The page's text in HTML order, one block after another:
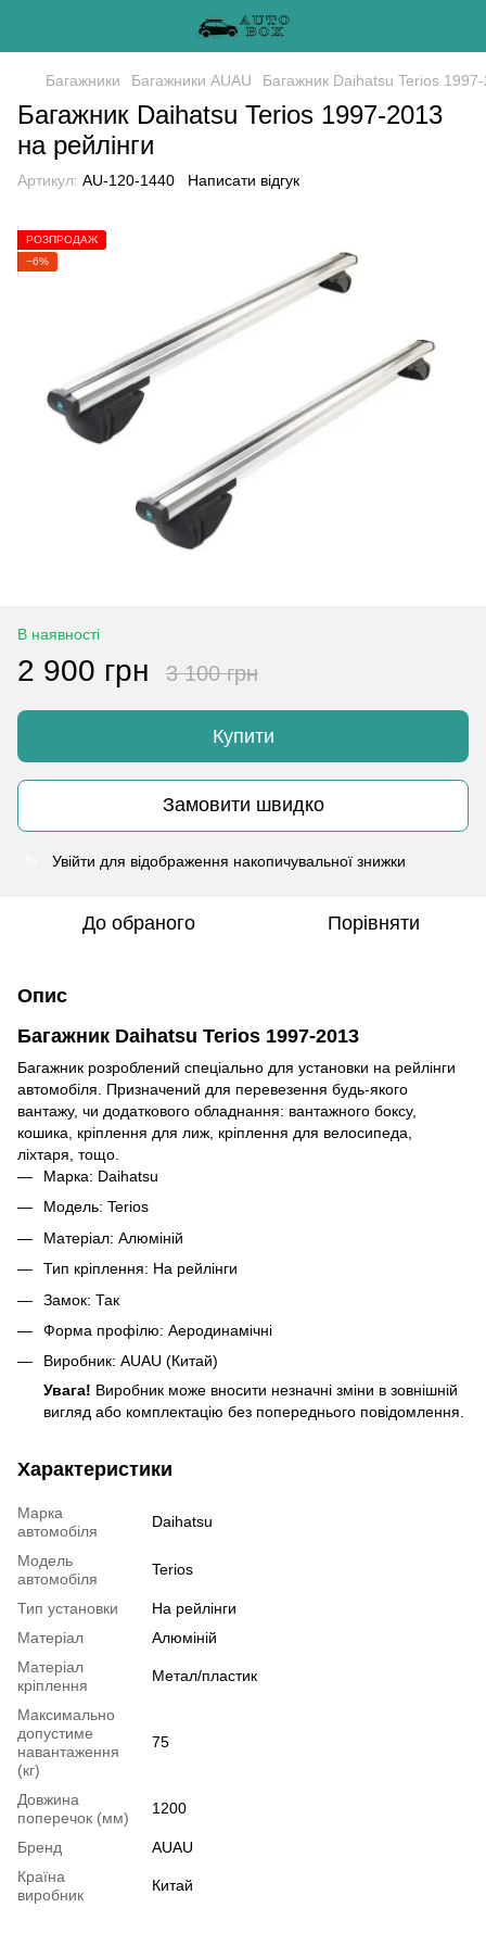
Багажники Багажники AUAU Багажник Daihatsu Terios
Багажник Daihatsu Terios 1997-2013
на рейлінги
Артикул: AU-120-1440 Написати відгук
РОЗПРОДАЖ
−6%
В наявності
2 900 грн 3 100 грн
Купити
Замовити швидко
Увійти для відображення накопичувальної знижки
До обраного Порівняти
Опис
Багажник Daihatsu Terios 1997-2013
Багажник розроблений спеціально для установки на рейлінги
автомобіля. Призначений для перевезення будь-якого
вантажу, чи додаткового обладнання: вантажного боксу,
кошика, кріплення для лиж, кріплення для велосипеда,
ліхтаря, тощо.
Марка: Daihatsu
Модель: Terios
Матеріал: Алюміній
Тип кріплення: На рейлінги
Замок: Так
Форма профілю: Аеродинамічні
Виробник: AUAU (Китай)
Увага! Виробник може вносити незначні зміни в зовнішній
вигляд або комплектацію без попереднього повідомлення.
Характеристики
Марка
автомобіля
Daihatsu
Модель
автомобіля
Terios
Тип установки
На рейлінги
Матеріал
Алюміній
Матеріал
кріплення
Метал/пластик
Максимально
допустиме
навантаження
(кг)
75
Довжина
поперечок (мм)
1200
Бренд
AUAU
Країна
виробник
Китай